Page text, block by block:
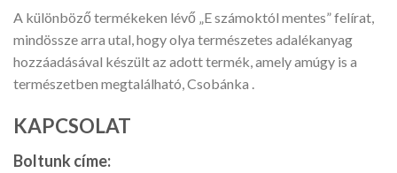
A különböző termékeken lévő „E számoktól mentes” felírat,
mindössze arra utal, hogy olya természetes adalékanyag
hozzáadásával készült az adott termék, amely amúgy is a
természetben megtalálható, Csobánka .
KAPCSOLAT
Boltunk címe: